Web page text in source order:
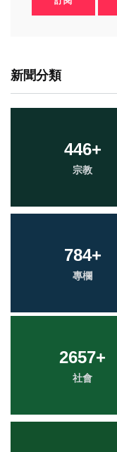
新聞分類
446+
宗教
784+
專欄
2657+
社會